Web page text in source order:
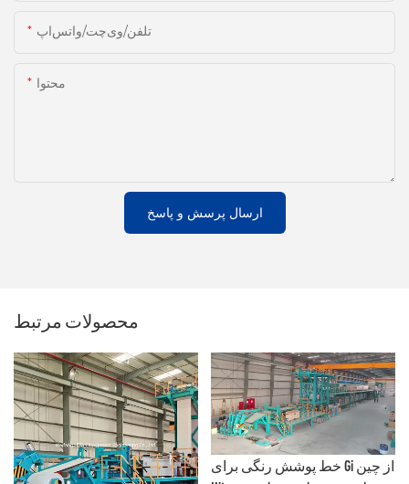
تلفن/وی‌چت/واتس‌اپ
محتوا
ارسال پرسش و پاسخ
محصولات مرتبط
خط پوشش رنگی برای Gi از چین